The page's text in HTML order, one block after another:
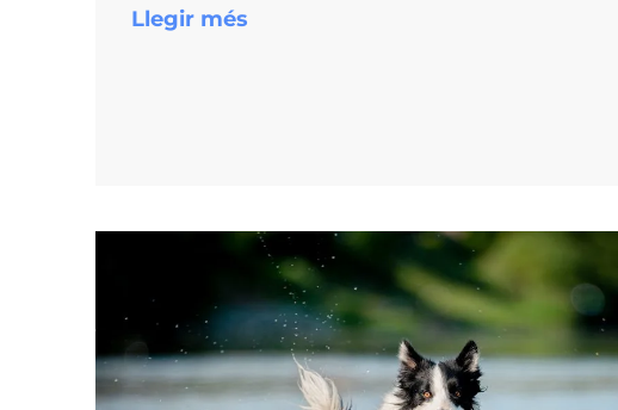
Llegir més